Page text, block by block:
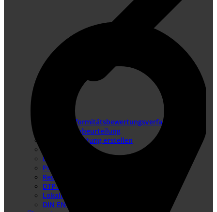
Konformitätsbewertungsverfahren
Risikobeurteilung
Betriebsanleitung erstellen
Dokumentationsüberarbeitung
Produkthaftung USA
Redaktionssysteme
DTP-Dienste
Lokalisierung
DIN EN IEC/IEEE 82079-1